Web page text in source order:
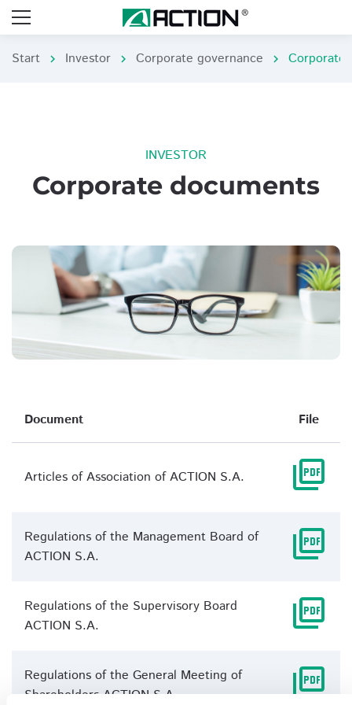
Start chevron_right Investor chevron_right Corporate governance chevron_right Corporate
INVESTOR
Corporate documents
Document File
Articles of Association of ACTION S.A. picture_as_pdf
Regulations of the Management Board of
ACTION S.A.
picture_as_pdf
Regulations of the Supervisory Board
ACTION S.A.
picture_as_pdf
Regulations of the General Meeting of
Shareholders ACTION S.A.
picture_as_pdf